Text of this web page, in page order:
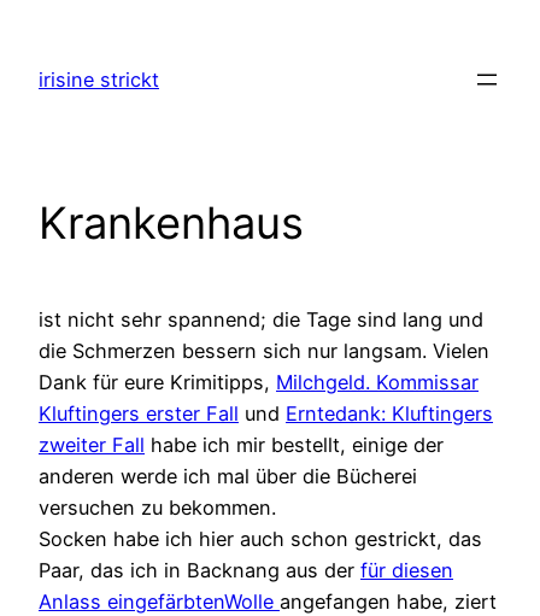
springen
irisine strickt
Krankenhaus
ist nicht sehr spannend; die Tage sind lang und
die Schmerzen bessern sich nur langsam. Vielen
Dank für eure Krimitipps, Milchgeld. Kommissar
Kluftingers erster Fall und Erntedank: Kluftingers
zweiter Fall habe ich mir bestellt, einige der
anderen werde ich mal über die Bücherei
versuchen zu bekommen.
Socken habe ich hier auch schon gestrickt, das
Paar, das ich in Backnang aus der für diesen
Anlass eingefärbtenWolle angefangen habe, ziert